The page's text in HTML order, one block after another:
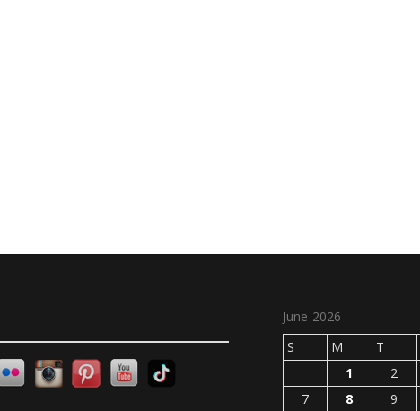
June 2026
S
M T
1
2
7
8 9